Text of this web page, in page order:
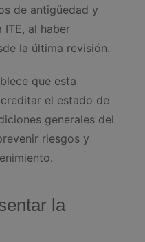
de antigüedad y
al haber
la última revisión.
que esta
el estado de
generales del
riesgos y
la